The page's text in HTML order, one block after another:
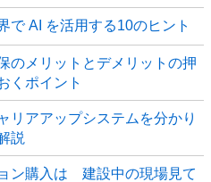
で AI を活用する10のヒント
のメリットとデメリットの押
くポイント
リアアップシステムを分かり
説
ン購入は 建設中の現場見て